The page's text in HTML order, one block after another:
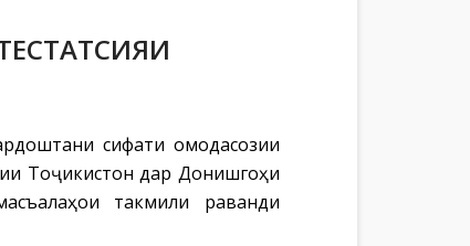
сифати омодасозии
Тоҷикистон дар Донишгоҳи
такмили раванди